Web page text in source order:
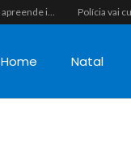
Polícia Militar apreende indivíduo com porção de maconha durante patrulhamento em Parelhas
Home Natal